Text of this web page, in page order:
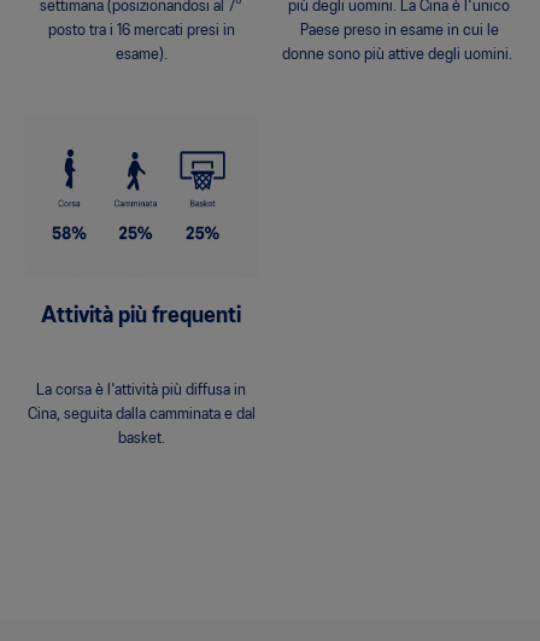
settimana (posizionandosi al 7°
posto tra i 16 mercati presi in
esame).
più degli uomini. La Cina è l'unico
Paese preso in esame in cui le
donne sono più attive degli uomini.
Attività più frequenti
La corsa è l'attività più diffusa in
Cina, seguita dalla camminata e dal
basket.